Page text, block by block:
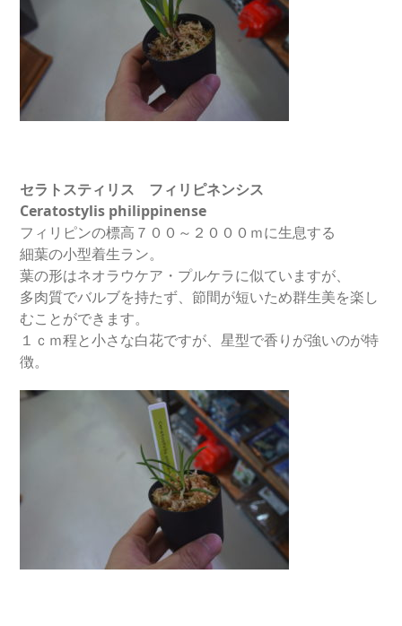
セラトスティリス フィリピネンシス
Ceratostylis philippinense
フィリピンの標高７００～２０００ｍに生息する
細葉の小型着生ラン。
葉の形はネオラウケア・プルケラに似ていますが、
多肉質でバルブを持たず、節間が短いため群生美を楽し
むことができます。
１ｃｍ程と小さな白花ですが、星型で香りが強いのが特
徴。